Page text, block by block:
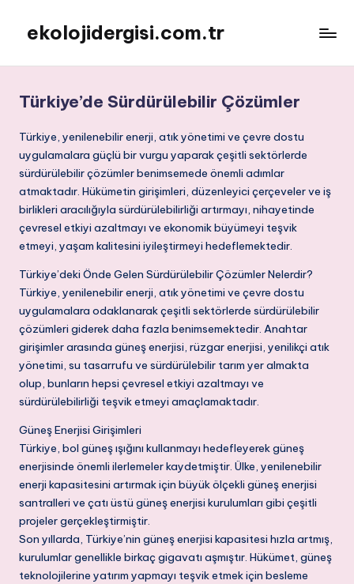
content
ekolojidergisi.com.tr
Türkiye’de Sürdürülebilir Çözümler
Türkiye, yenilenebilir enerji, atık yönetimi ve çevre dostu
uygulamalara güçlü bir vurgu yaparak çeşitli sektörlerde
sürdürülebilir çözümler benimsemede önemli adımlar
atmaktadır. Hükümetin girişimleri, düzenleyici çerçeveler ve iş
birlikleri aracılığıyla sürdürülebilirliği artırmayı, nihayetinde
çevresel etkiyi azaltmayı ve ekonomik büyümeyi teşvik
etmeyi, yaşam kalitesini iyileştirmeyi hedeflemektedir.
Türkiye’deki Önde Gelen Sürdürülebilir Çözümler Nelerdir?
Türkiye, yenilenebilir enerji, atık yönetimi ve çevre dostu
uygulamalara odaklanarak çeşitli sektörlerde sürdürülebilir
çözümleri giderek daha fazla benimsemektedir. Anahtar
girişimler arasında güneş enerjisi, rüzgar enerjisi, yenilikçi atık
yönetimi, su tasarrufu ve sürdürülebilir tarım yer almakta
olup, bunların hepsi çevresel etkiyi azaltmayı ve
sürdürülebilirliği teşvik etmeyi amaçlamaktadır.
Güneş Enerjisi Girişimleri
Türkiye, bol güneş ışığını kullanmayı hedefleyerek güneş
enerjisinde önemli ilerlemeler kaydetmiştir. Ülke, yenilenebilir
enerji kapasitesini artırmak için büyük ölçekli güneş enerjisi
santralleri ve çatı üstü güneş enerjisi kurulumları gibi çeşitli
projeler gerçekleştirmiştir.
Son yıllarda, Türkiye’nin güneş enerjisi kapasitesi hızla artmış,
kurulumlar genellikle birkaç gigavatı aşmıştır. Hükümet, güneş
teknolojilerine yatırım yapmayı teşvik etmek için besleme